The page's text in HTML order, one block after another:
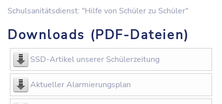
Schulsanitätsdienst: "Hilfe von Schüler zu Schüler"
Downloads (PDF-Dateien)
SSD-Artikel unserer Schülerzeitung
Aktueller Alarmierungsplan